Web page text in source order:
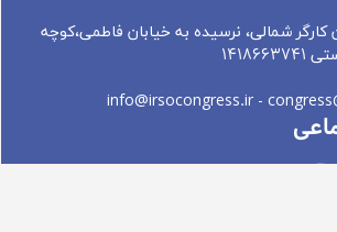
کارگر شمالی، نرسيده به خيابان فاطمی،کوچه